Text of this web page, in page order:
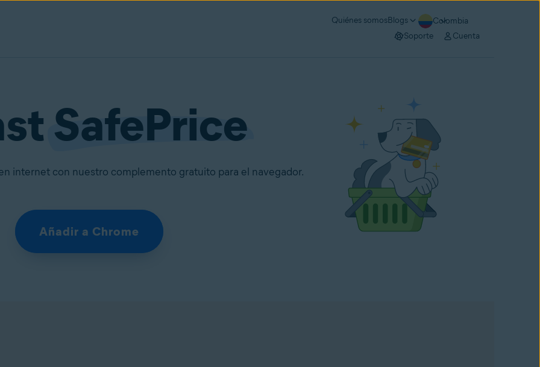
Quiénes somosBlogs
Colombia
Soporte
Cuenta
SafePrice
internet con nuestro complemento gratuito para el navegador.
Añadir a Chrome